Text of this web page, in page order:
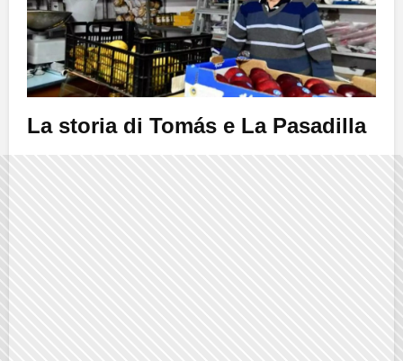
La storia di Tomás e La Pasadilla